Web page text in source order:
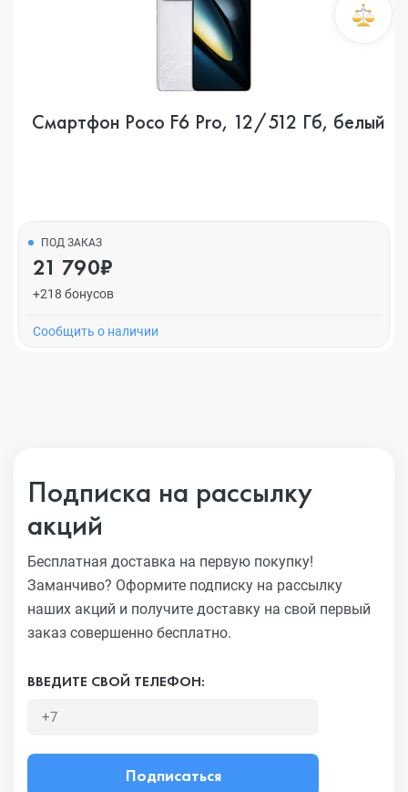
Смартфон Poco F6 Pro, 12/512 Гб, белый
ПОД ЗАКАЗ
21 790₽
+218 бонусов
Cообщить о наличии
Подписка на рассылку
акций
Бесплатная доставка на первую покупку!
Заманчиво? Оформите подписку на рассылку
наших акций и получите доставку на свой первый
заказ совершенно бесплатно.
ВВЕДИТЕ СВОЙ ТЕЛЕФОН:
Подписаться